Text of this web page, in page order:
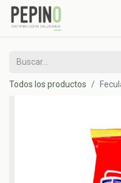
Todos los productos